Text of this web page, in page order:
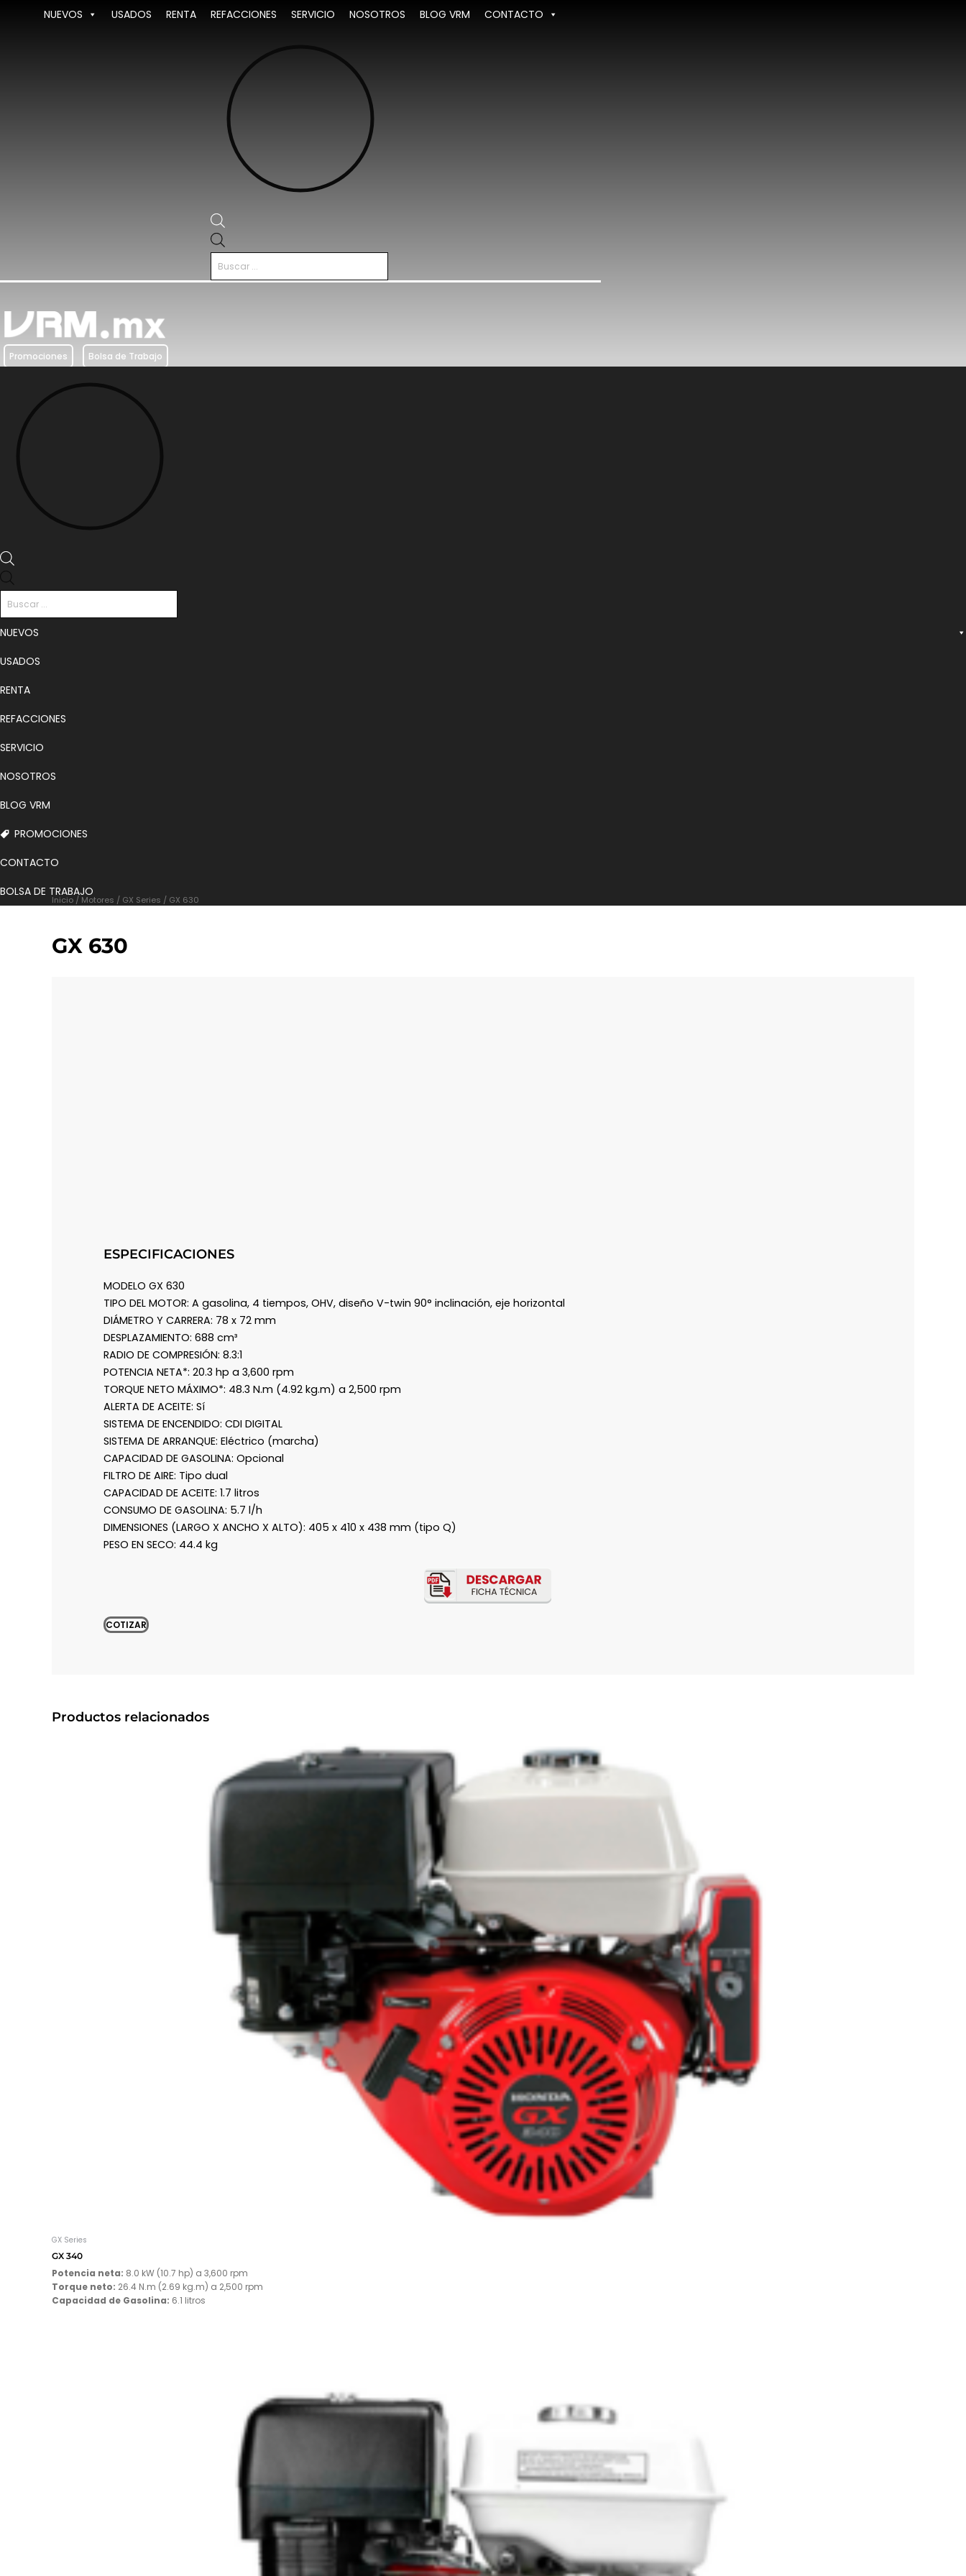
NUEVOS USADOS RENTA REFACCIONES SERVICIO NOSOTROS BLOG VRM
CONTACTO
productos
Promociones Bolsa de Trabajo
productos
NUEVOS
USADOS
RENTA
REFACCIONES
SERVICIO
NOSOTROS
BLOG VRM
PROMOCIONES
CONTACTO
BOLSA DE TRABAJO
Inicio / Motores / GX Series / GX 630
GX 630
ESPECIFICACIONES
MODELO GX 630
TIPO DEL MOTOR: A gasolina, 4 tiempos, OHV, diseño V-twin 90° inclinación, eje horizontal
DIÁMETRO Y CARRERA: 78 x 72 mm
DESPLAZAMIENTO: 688 cm³
RADIO DE COMPRESIÓN: 8.3:1
POTENCIA NETA*: 20.3 hp a 3,600 rpm
TORQUE NETO MÁXIMO*: 48.3 N.m (4.92 kg.m) a 2,500 rpm
ALERTA DE ACEITE: Sí
SISTEMA DE ENCENDIDO: CDI DIGITAL
SISTEMA DE ARRANQUE: Eléctrico (marcha)
CAPACIDAD DE GASOLINA: Opcional
FILTRO DE AIRE: Tipo dual
CAPACIDAD DE ACEITE: 1.7 litros
CONSUMO DE GASOLINA: 5.7 l/h
DIMENSIONES (LARGO X ANCHO X ALTO): 405 x 410 x 438 mm (tipo Q)
PESO EN SECO: 44.4 kg
COTIZAR
Productos relacionados
GX Series
GX 340
Potencia neta: 8.0 kW (10.7 hp) a 3,600 rpm
Torque neto: 26.4 N.m (2.69 kg.m) a 2,500 rpm
Capacidad de Gasolina: 6.1 litros